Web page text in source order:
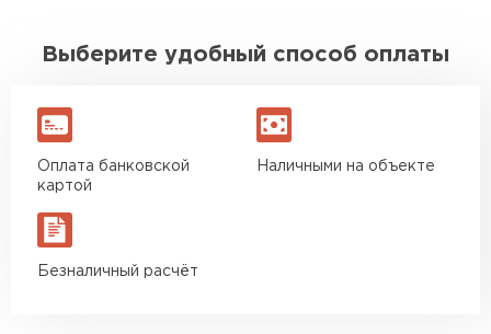
Выберите удобный способ оплаты
Оплата банковской
картой
Наличными на объекте
Безналичный расчёт